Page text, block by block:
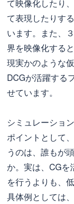
て映像化したり
て表現したりす
います。また、
界を映像化する
現実かのような
DCGが活躍する
せています。
シミュレーショ
ポイントとして
うのは、誰もが
か。実は、CG
を行うよりも、
具体例としては